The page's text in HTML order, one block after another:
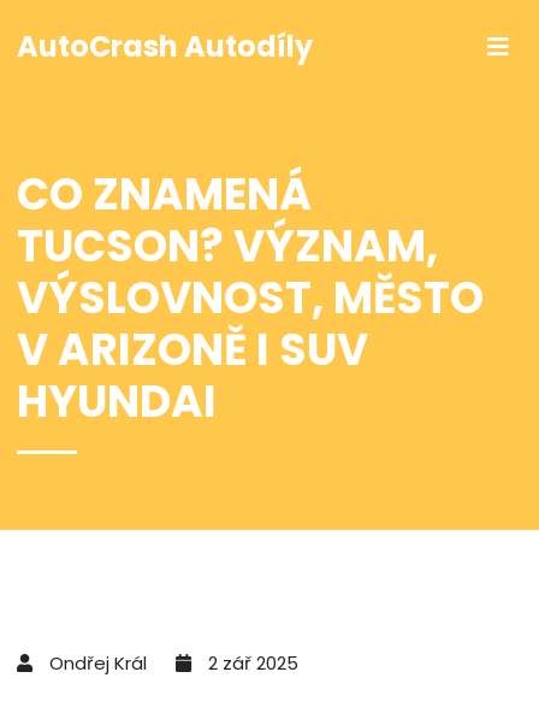
AutoCrash Autodíly
CO ZNAMENÁ
TUCSON? VÝZNAM,
VÝSLOVNOST, MĚSTO
V ARIZONĚ I SUV
HYUNDAI
Ondřej Král 2 zář 2025